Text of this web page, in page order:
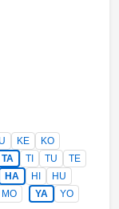
KE
KO
TA TI TU
TE
HA HI
HU
MO YA
YO